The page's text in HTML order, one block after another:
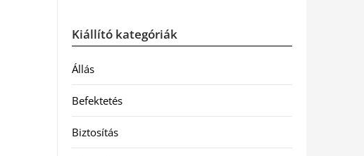
Kiállító kategóriák
Állás
Befektetés
Biztosítás